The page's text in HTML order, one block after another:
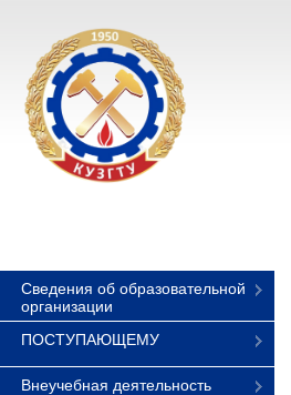
Сведения об образовательной
организации
ПОСТУПАЮЩЕМУ
Внеучебная деятельность